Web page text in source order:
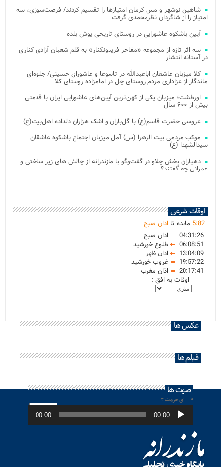
شاهین نوشهر و مس کرمان امتیازها را تقسیم کردند/ فرصت‌سوزی، سه
امتیاز را از شاگردان نظرمحمدی گرفت
آیین باشکوه عاشورایی در روستای تاریخی یوش بلده
سه اثر تازه از مجموعه «مفاخر فریدونکنار» به قلم شعبان آزادی کناری
در آستانه انتشار
کلا میزبان عاشقان اباعبدالله در تاسوعا و عاشورای حسینی/ جلوه‌ای
ماندگار از عزاداری مردم روستای چل در امامزاده روستای کلا
اورطشت؛ میزبان یکی از کهن‌ترین آیین‌های عاشورایی ایران با قدمتی
بیش از ۶۰۰ سال
عروسی حضرت قاسم(ع) با گل‌باران و اشک هزاران دلداده اهل‌بیت(ع)
موکب مردمی بیت‌ الزهرا (س) آمل میزبان اجتماع باشکوه عاشقان
سیدالشهدا (ع)
دهیاران بخش چلاو در گفت‌وگو با مازندرانه از چالش های زیر ساختی و
عمرانی چه گفتند؟
اوقات شرعی
5:82 مانده تا اذان صبح
04:31:26
اذان صبح
06:08:51
طلوع خورشید
13:04:09
اذان ظهر
19:57:22
غروب خورشید
20:17:41
اذان مغرب
اوقات به افق :
عکس ها
فیلم ها
صوت ها
ای حرمت ۲
پخش‌کننده
صوت 00:00
00:00